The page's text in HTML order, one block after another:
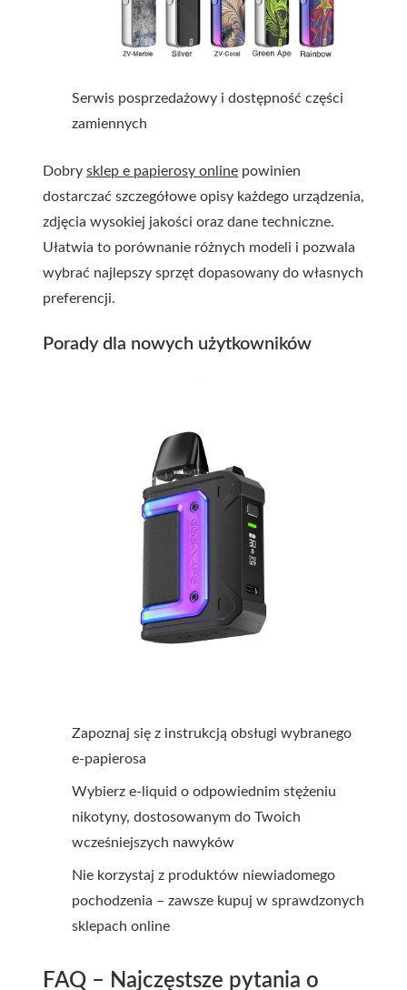
Serwis posprzedażowy i dostępność części
zamiennych
Dobry sklep e papierosy online powinien
dostarczać szczegółowe opisy każdego urządzenia,
zdjęcia wysokiej jakości oraz dane techniczne.
Ułatwia to porównanie różnych modeli i pozwala
wybrać najlepszy sprzęt dopasowany do własnych
preferencji.
Porady dla nowych użytkowników
Zapoznaj się z instrukcją obsługi wybranego
e-papierosa
Wybierz e-liquid o odpowiednim stężeniu
nikotyny, dostosowanym do Twoich
wcześniejszych nawyków
Nie korzystaj z produktów niewiadomego
pochodzenia – zawsze kupuj w sprawdzonych
sklepach online
FAQ – Najczęstsze pytania o